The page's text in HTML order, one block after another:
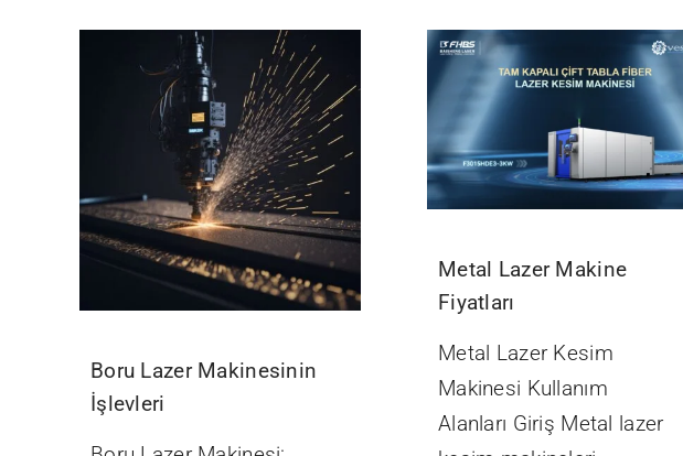
Boru Lazer Makinesinin
İşlevleri
Metal Lazer Makine
Fiyatları
Metal Lazer Kesim
Makinesi Kullanım
Alanları Giriş Metal lazer